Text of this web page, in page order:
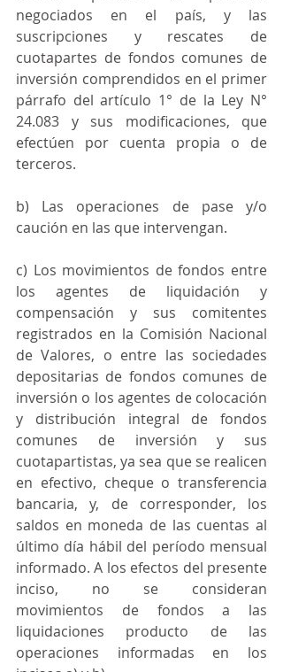
negociados en el país, y las
suscripciones y rescates de
cuotapartes de fondos comunes de
inversión comprendidos en el primer
párrafo del artículo 1° de la Ley N°
24.083 y sus modificaciones, que
efectúen por cuenta propia o de
terceros.
b) Las operaciones de pase y/o
caución en las que intervengan.
c) Los movimientos de fondos entre
los agentes de liquidación y
compensación y sus comitentes
registrados en la Comisión Nacional
de Valores, o entre las sociedades
depositarias de fondos comunes de
inversión o los agentes de colocación
y distribución integral de fondos
comunes de inversión y sus
cuotapartistas, ya sea que se realicen
en efectivo, cheque o transferencia
bancaria, y, de corresponder, los
saldos en moneda de las cuentas al
último día hábil del período mensual
informado. A los efectos del presente
inciso, no se consideran
movimientos de fondos a las
liquidaciones producto de las
operaciones informadas en los